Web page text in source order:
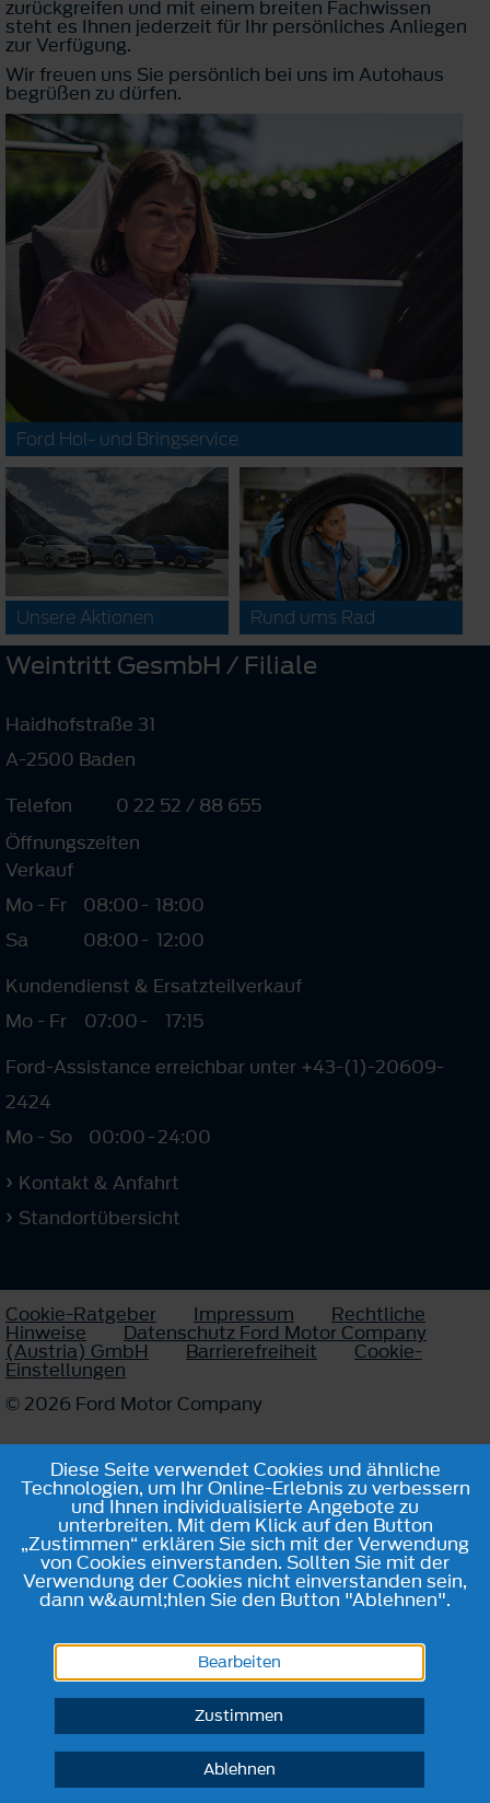
zurückgreifen und mit einem breiten Fachwissen
steht es Ihnen jederzeit für Ihr persönliches Anliegen
zur Verfügung.
Wir freuen uns Sie persönlich bei uns im Autohaus
begrüßen zu dürfen.
Ford Hol- und Bringservice
Unsere Aktionen Rund ums Rad
Weintritt GesmbH / Filiale
Haidhofstraße 31
A-2500 Baden
Telefon
0 22 52 / 88 655
Öffnungszeiten
Verkauf
Mo - Fr
08:00- 18:00
Sa
08:00- 12:00
Kundendienst & Ersatzteilverkauf
Mo - Fr
07:00-
17:15
Ford-Assistance erreichbar unter +43-(1)-20609-
2424
Mo - So
00:00-24:00
Kontakt & Anfahrt
Standortübersicht
Cookie-Ratgeber Impressum Rechtliche
Hinweise Datenschutz Ford Motor Company
(Austria) GmbH Barrierefreiheit Cookie-
Einstellungen
© 2026 Ford Motor Company
Diese Seite verwendet Cookies und ähnliche
Technologien, um Ihr Online-Erlebnis zu verbessern
und Ihnen individualisierte Angebote zu
unterbreiten. Mit dem Klick auf den Button
„Zustimmen“ erklären Sie sich mit der Verwendung
von Cookies einverstanden. Sollten Sie mit der
Verwendung der Cookies nicht einverstanden sein,
dann w&auml;hlen Sie den Button "Ablehnen".
Bearbeiten
Zustimmen
Ablehnen